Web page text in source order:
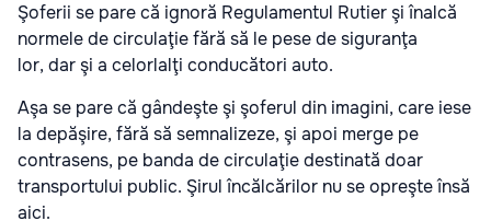
Şoferii se pare că ignoră Regulamentul Rutier şi înalcă
normele de circulaţie fără să le pese de siguranţa
lor, dar şi a celorlalţi conducători auto.
Aşa se pare că gândeşte şi şoferul din imagini, care iese
la depăşire, fără să semnalizeze, şi apoi merge pe
contrasens, pe banda de circulaţie destinată doar
transportului public. Şirul încălcărilor nu se opreşte însă
aici.